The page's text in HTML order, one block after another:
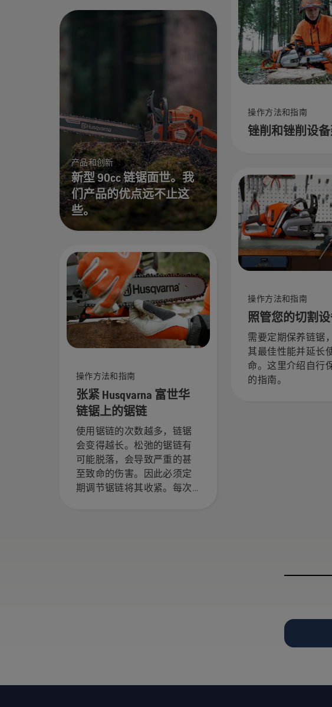
产品和创新
新型 90cc 链锯面世。我
们产品的优点远不止这
些。
操作方法和指南
张紧 Husqvarna 富世华
链锯上的锯链
使用锯链的次数越多，链锯
会变得越长。松弛的锯链有
可能脱落，会导致严重的甚
至致命的伤害。因此必须定
期调节锯链将其收紧。每次
操作方法和指南
锉削和锉削设
操作方法和指南
照管您的切割
需要定期保养链锯
其最佳性能并延长
命。这里介绍自行
的指南。